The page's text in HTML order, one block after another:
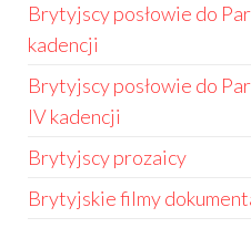
Brytyjscy posłowie do
kadencji
Brytyjscy posłowie do
IV kadencji
Brytyjscy prozaicy
Brytyjskie filmy